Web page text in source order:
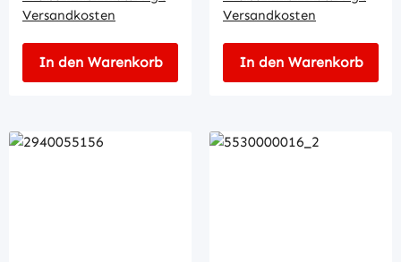
Versandkosten
In den Warenkorb
Versandkosten
In den Warenkorb